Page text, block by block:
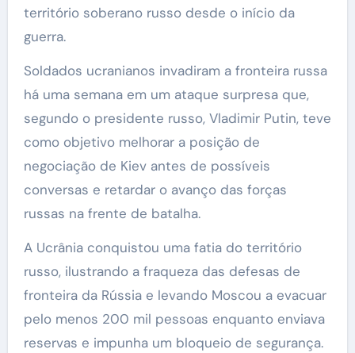
território soberano russo desde o início da
guerra.
Soldados ucranianos invadiram a fronteira russa
há uma semana em um ataque surpresa que,
segundo o presidente russo, Vladimir Putin, teve
como objetivo melhorar a posição de
negociação de Kiev antes de possíveis
conversas e retardar o avanço das forças
russas na frente de batalha.
A Ucrânia conquistou uma fatia do território
russo, ilustrando a fraqueza das defesas de
fronteira da Rússia e levando Moscou a evacuar
pelo menos 200 mil pessoas enquanto enviava
reservas e impunha um bloqueio de segurança.